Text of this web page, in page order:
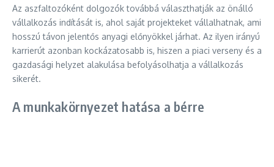
Az aszfaltozóként dolgozók továbbá választhatják az önálló
vállalkozás indítását is, ahol saját projekteket vállalhatnak, ami
hosszú távon jelentős anyagi előnyökkel járhat. Az ilyen irányú
karrierút azonban kockázatosabb is, hiszen a piaci verseny és a
gazdasági helyzet alakulása befolyásolhatja a vállalkozás
sikerét.
A munkakörnyezet hatása a bérre